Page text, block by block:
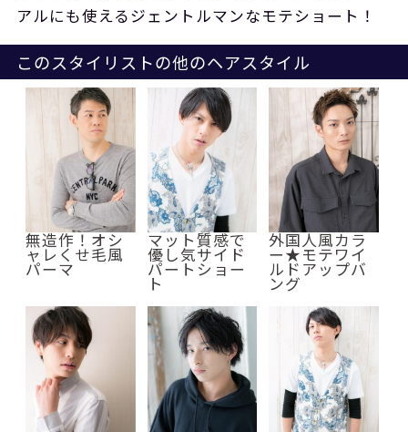
アルにも使えるジェントルマンなモテショート！
このスタイリストの他のヘアスタイル
無造作！オシ
ャレくせ毛風
パーマ
マット質感で
優し気サイド
パートショー
ト
外国人風カラ
ー★モテワイ
ルドアップバ
ング